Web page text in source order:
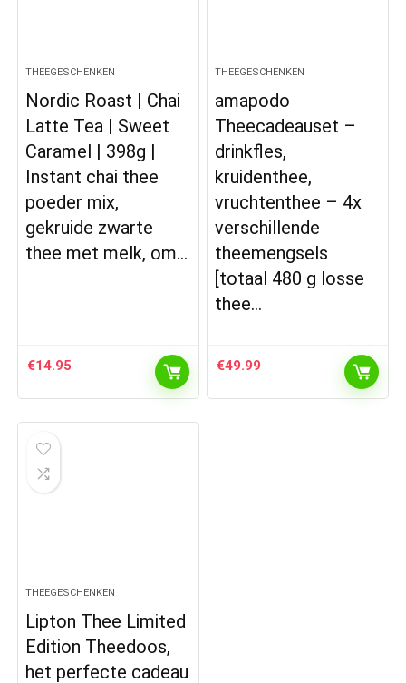
THEEGESCHENKEN
Nordic Roast | Chai
Latte Tea | Sweet
Caramel | 398g |
Instant chai thee
poeder mix,
gekruide zwarte
thee met melk, om…
€14.95
THEEGESCHENKEN
amapodo
Theecadeauset –
drinkfles,
kruidenthee,
vruchtenthee – 4x
verschillende
theemengsels
[totaal 480 g losse
thee…
€49.99
THEEGESCHENKEN
Lipton Thee Limited
Edition Theedoos,
het perfecte cadeau